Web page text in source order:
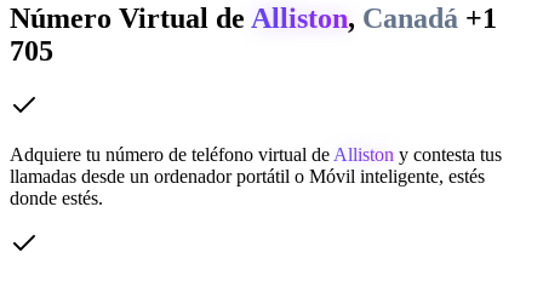
Número Virtual de Alliston, Canadá +1
705
Adquiere tu número de teléfono virtual deAlliston y contesta tus
llamadas desde un ordenador portátil o Móvil inteligente, estés
donde estés.